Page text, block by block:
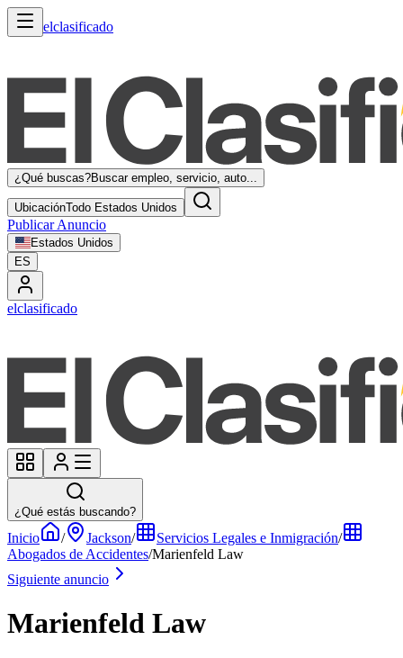
elclasificado
¿Qué buscas?Buscar empleo, servicio, auto...
UbicaciónTodo Estados Unidos
Publicar Anuncio
Estados Unidos
ES
elclasificado
¿Qué estás buscando?
Inicio / Jackson/ Servicios Legales e Inmigración/
Abogados de Accidentes/Marienfeld Law
Siguiente anuncio
Marienfeld Law